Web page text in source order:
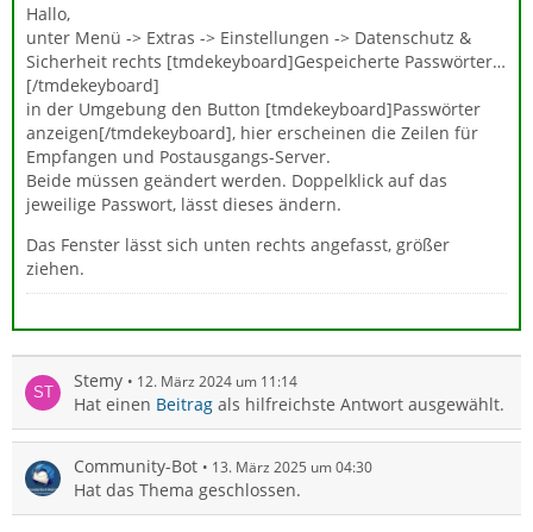
Hallo,
unter Menü -> Extras -> Einstellungen -> Datenschutz &
Sicherheit rechts [tmdekeyboard]Gespeicherte Passwörter…
[/tmdekeyboard]
in der Umgebung den Button [tmdekeyboard]Passwörter
anzeigen[/tmdekeyboard], hier erscheinen die Zeilen für
Empfangen und Postausgangs-Server.
Beide müssen geändert werden. Doppelklick auf das
jeweilige Passwort, lässt dieses ändern.
Das Fenster lässt sich unten rechts angefasst, größer
ziehen.
Stemy 12. März 2024 um 11:14
Hat einen Beitrag als hilfreichste Antwort ausgewählt.
Community-Bot 13. März 2025 um 04:30
Hat das Thema geschlossen.